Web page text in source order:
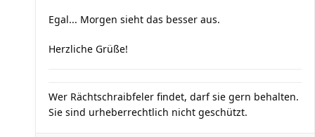
Egal... Morgen sieht das besser aus.
Herzliche Grüße!
Wer Rächtschraibfeler findet, darf sie gern behalten.
Sie sind urheberrechtlich nicht geschützt.